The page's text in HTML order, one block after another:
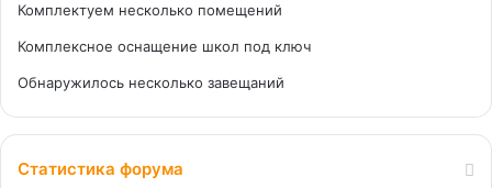
Комплектуем несколько помещений
Комплексное оснащение школ под ключ
Обнаружилось несколько завещаний
Статистика форума